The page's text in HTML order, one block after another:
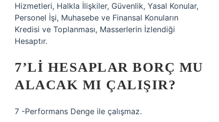
Hizmetleri, Halkla İlişkiler, Güvenlik, Yasal Konular,
Personel İşi, Muhasebe ve Finansal Konuların
Kredisi ve Toplanması, Masserlerin İzlendiği
Hesaptır.
7’LI HESAPLAR BORÇ MU
ALACAK MI ÇALIŞIR?
7 -Performans Denge ile çalışmaz.